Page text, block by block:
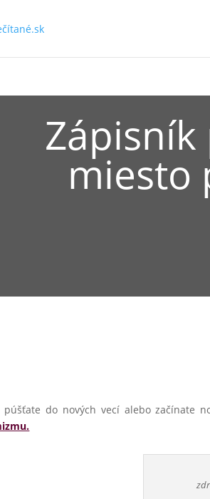
miesto
púšťate do nových vecí alebo začínate